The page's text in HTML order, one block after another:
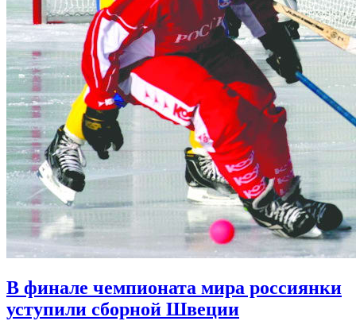
В финале чемпионата мира россиянки
уступили сборной Швеции